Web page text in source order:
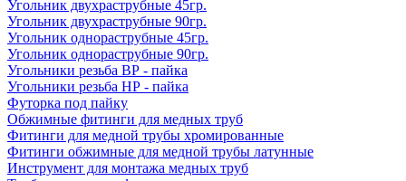
Угольник двухраструбные 45гр.
Угольник двухраструбные 90гр.
Угольник однораструбные 45гр.
Угольник однораструбные 90гр.
Угольники резьба ВР - пайка
Угольники резьба НР - пайка
Футорка под пайку
Обжимные фитинги для медных труб
Фитинги для медной трубы хромированные
Фитинги обжимные для медной трубы латунные
Инструмент для монтажа медных труб